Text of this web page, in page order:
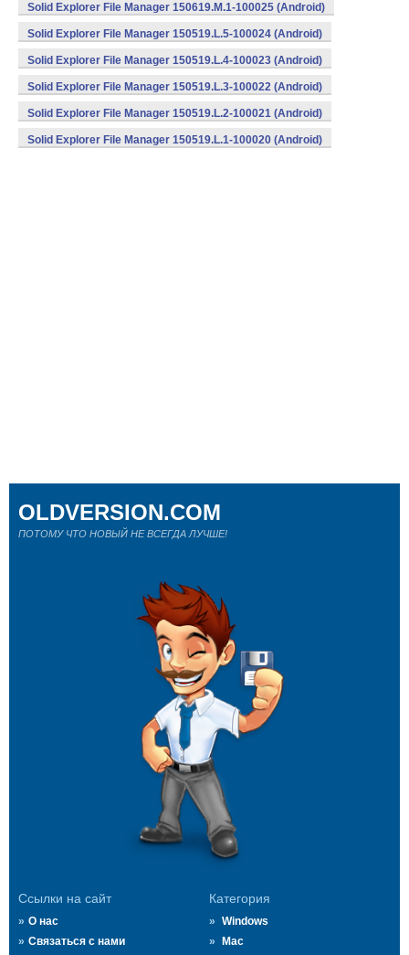
Solid Explorer File Manager 150619.M.1-100025 (Android)
Solid Explorer File Manager 150519.L.5-100024 (Android)
Solid Explorer File Manager 150519.L.4-100023 (Android)
Solid Explorer File Manager 150519.L.3-100022 (Android)
Solid Explorer File Manager 150519.L.2-100021 (Android)
Solid Explorer File Manager 150519.L.1-100020 (Android)
Ссылки на сайт
О нас
Связаться с нами
Категория
Windows
Mac
OLDVERSION.COM
ПОТОМУ ЧТО НОВЫЙ НЕ ВСЕГДА ЛУЧШЕ!